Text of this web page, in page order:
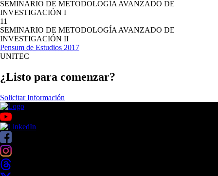
SEMINARIO DE METODOLOGÍA AVANZADO DE
INVESTIGACIÓN I
11
SEMINARIO DE METODOLOGÍA AVANZADO DE
INVESTIGACIÓN II
Pensum de Estudios 2017
UNITEC
¿Listo para comenzar?
Solicitar Información